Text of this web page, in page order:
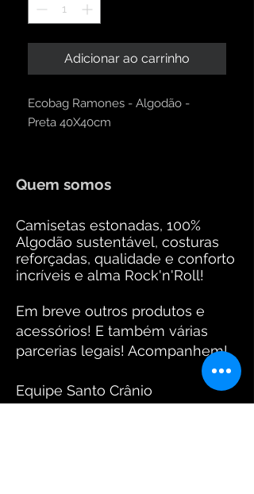
Adicionar ao carrinho
Ecobag Ramones - Algodão -
Preta 40X40cm
Quem somos
Camisetas estonadas, 100%
Algodão sustentável, costuras
reforçadas, qualidade e conforto
incríveis e alma Rock'n'Roll!
Em breve outros produtos e
acessórios! E também várias
parcerias legais! Acompanhem!
Equipe Santo Crânio